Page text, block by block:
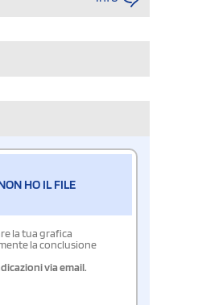
HO IL FILE
la tua grafica
la conclusione
via email.